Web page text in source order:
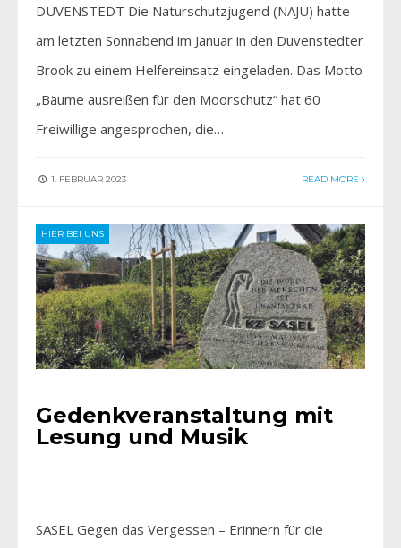
DUVENSTEDT Die Naturschutzjugend (NAJU) hatte
am letzten Sonnabend im Januar in den Duvenstedter
Brook zu einem Helfereinsatz eingeladen. Das Motto
„Bäume ausreißen für den Moorschutz“ hat 60
Freiwillige angesprochen, die…
1. FEBRUAR 2023 READ MORE
HIER BEI UNS
Gedenkveranstaltung mit
Lesung und Musik
SASEL Gegen das Vergessen – Erinnern für die